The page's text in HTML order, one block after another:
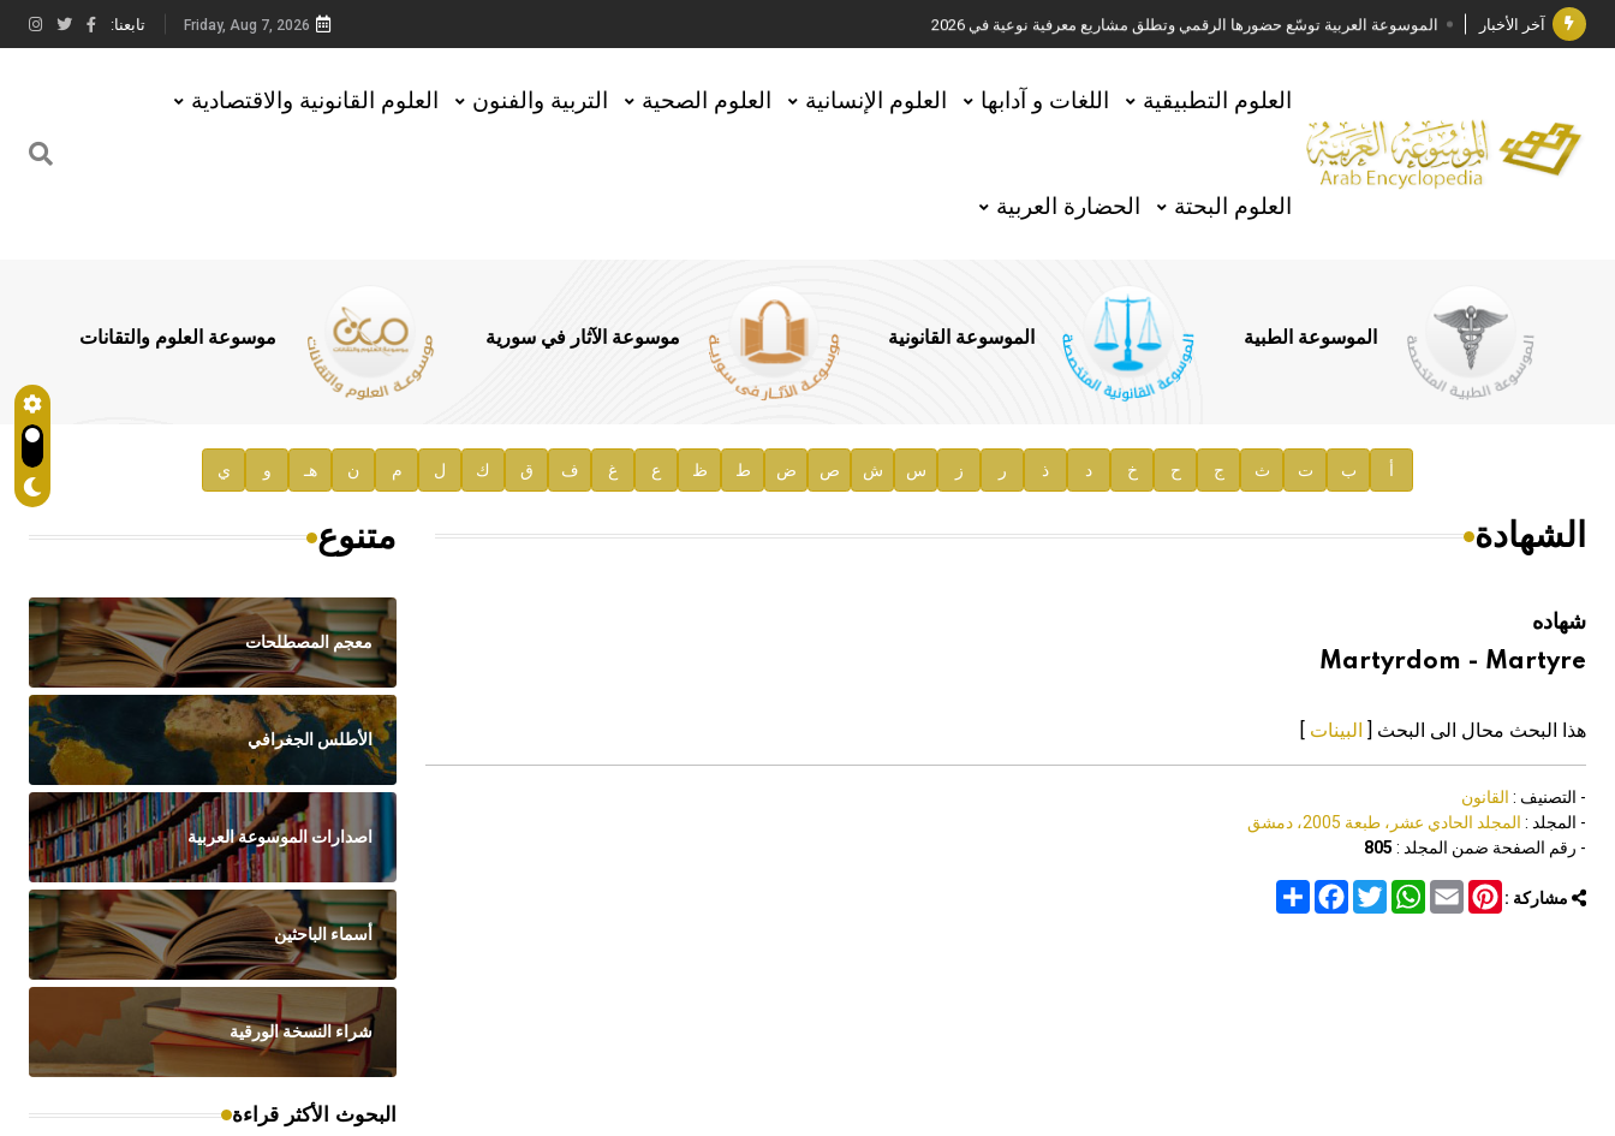
آخر الأخبار الموسوعة العربية توسّع حضورها الرقمي وتطلق مشاريع معرفية نوعية في 2026
جائزة مجمع الملك سلمان العالمي للغة العربية 2025
الأستاذ إياد خالد الطباع مدير عام لهيئة الموسوعة العربية
السيد محمد ياسين صالح وزيرا للثقافة
توصيات مجلس الإدارة
صدور المجلد السابع من موسوعة الآثار في سورية
إعلان..
Friday, Aug 7, 2026 تابعنا:
العلوم التطبيقية اللغات و آدابها العلوم الإنسانية العلوم الصحية التربية والفنون العلوم القانونية والاقتصادية
العلوم البحتة الحضارة العربية
الموسوعة الطبية الموسوعة القانونية موسوعة الآثار في سورية موسوعة العلوم والتقانات
أ ب ت ث ج ح خ د ذ ر ز س ش ص ض ط ظ ع غ ف ق ك ل م ن هـ و ي
الشهادة
شهاده
Martyrdom - Martyre
هذا البحث محال الى البحث [ البينات ]
- التصنيف : القانون
- المجلد : المجلد الحادي عشر، طبعة 2005، دمشق
- رقم الصفحة ضمن المجلد : 805
مشاركة : Share
FacebookTwitter
WhatsAppEmail
Pinterest
متنوع
معجم المصطلحات
الأطلس الجغرافي
اصدارات الموسوعة العربية
أسماء الباحثين
شراء النسخة الورقية
البحوث الأكثر قراءة